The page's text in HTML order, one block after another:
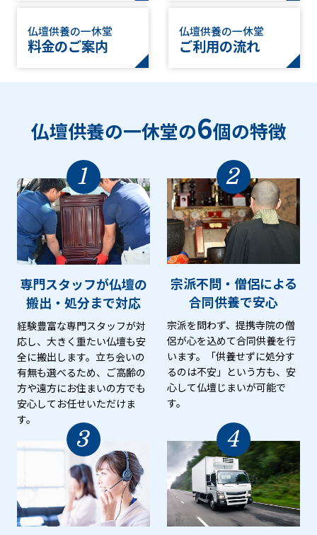
仏壇供養の一休堂
料金のご案内
仏壇供養の一休堂
ご利用の流れ
仏壇供養の一休堂の6個の特徴
1
専門スタッフが仏壇の
搬出・処分まで対応
経験豊富な専門スタッフが対
応し、大きく重たい仏壇も安
全に搬出します。立ち会いの
有無も選べるため、ご高齢の
方や遠方にお住まいの方でも
安心してお任せいただけま
す。
2
宗派不問・僧侶による
合同供養で安心
宗派を問わず、提携寺院の僧
侶が心を込めて合同供養を行
います。「供養せずに処分す
るのは不安」という方も、安
心して仏壇じまいが可能で
す。
3 4